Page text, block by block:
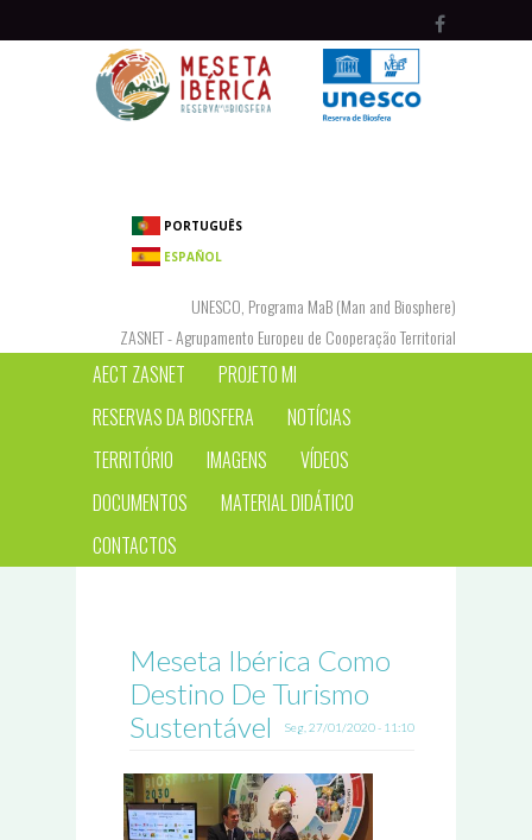
PORTUGUÊS
ESPAÑOL
UNESCO, Programa MaB (Man and Biosphere)
ZASNET - Agrupamento Europeu de Cooperação Territorial
AECT ZASNET
PROJETO MI
RESERVAS DA BIOSFERA
NOTÍCIAS
TERRITÓRIO
IMAGENS
VÍDEOS
DOCUMENTOS
MATERIAL DIDÁTICO
CONTACTOS
Meseta Ibérica Como
Destino De Turismo
Sustentável
Seg, 27/01/2020 - 11:10